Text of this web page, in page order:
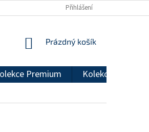
REKLAMAČNÍ ŘÁD
Přihlášení
NÁKUPNÍ
Prázdný košík
Premium Kolekce